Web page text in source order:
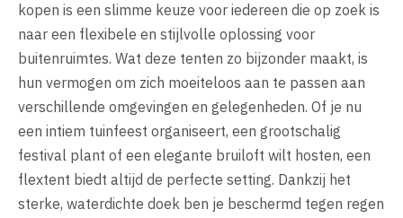
kopen is een slimme keuze voor iedereen die op zoek is
naar een flexibele en stijlvolle oplossing voor
buitenruimtes. Wat deze tenten zo bijzonder maakt, is
hun vermogen om zich moeiteloos aan te passen aan
verschillende omgevingen en gelegenheden. Of je nu
een intiem tuinfeest organiseert, een grootschalig
festival plant of een elegante bruiloft wilt hosten, een
flextent biedt altijd de perfecte setting. Dankzij het
sterke, waterdichte doek ben je beschermd tegen regen